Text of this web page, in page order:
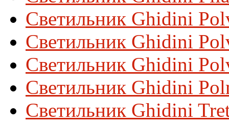
Светильник Ghidini
Светильник Ghidini
Светильник Ghidini
Светильник Ghidini
Светильник Ghidini